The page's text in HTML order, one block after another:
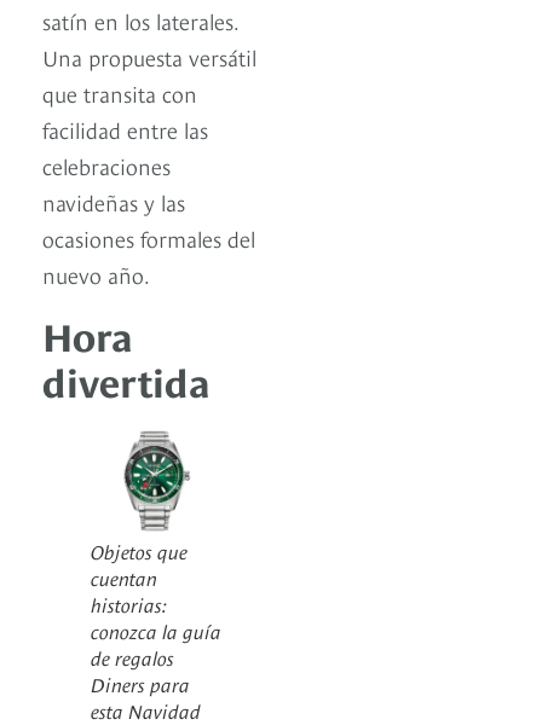
satín en los laterales.
Una propuesta versátil
que transita con
facilidad entre las
celebraciones
navideñas y las
ocasiones formales del
nuevo año.
Hora
divertida
Objetos que
cuentan
historias:
conozca la guía
de regalos
Diners para
esta Navidad